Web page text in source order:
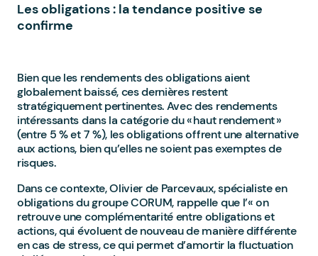
Les obligations : la tendance positive se
confirme
Bien que les rendements des obligations aient
globalement baissé, ces dernières restent
stratégiquement pertinentes. Avec des rendements
intéressants dans la catégorie du « haut rendement »
(entre 5 % et 7 %), les obligations offrent une alternative
aux actions, bien qu’elles ne soient pas exemptes de
risques.
Dans ce contexte, Olivier de Parcevaux, spécialiste en
obligations du groupe CORUM, rappelle que l’« on
retrouve une complémentarité entre obligations et
actions, qui évoluent de nouveau de manière différente
en cas de stress, ce qui permet d’amortir la fluctuation